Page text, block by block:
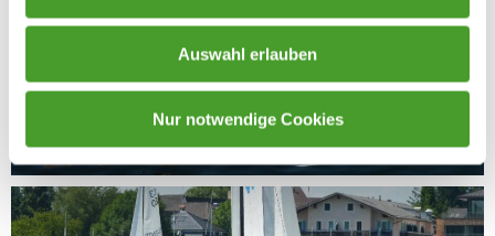
Auswahl erlauben
Nur notwendige Cookies